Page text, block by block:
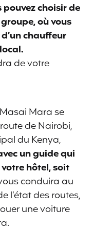
pouvez choisir de
où vous
chauffeur
de votre
Mara se
de Nairobi,
du Kenya,
un guide qui
hôtel, soit
conduira au
l’état des routes,
une voiture